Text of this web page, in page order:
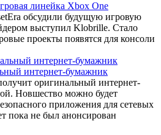
линейка Xbox One
обсудили будущую игровую
выступил Klobrille. Стало
проекты появятся для консоли
интернет-бумажник
оригинальный интернет-
Новшество можно будет
приложения для сетевых
пока не был анонсирован